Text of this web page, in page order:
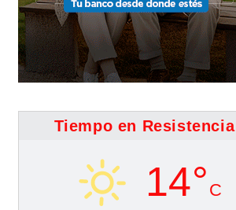
Tiempo en Resistencia
14° C